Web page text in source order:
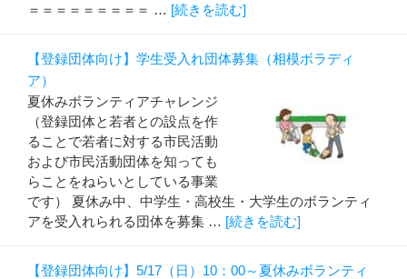
＝＝＝＝＝＝＝＝＝ … [続きを読む]
【登録団体向け】学生受入れ団体募集（相模ボラディ
ア）
夏休みボランティアチャレンジ
（登録団体と若者との設点を作
ることで若者に対する市民活動
および市民活動団体を知っても
らことをねらいとしている事業
です） 夏休み中、中学生・高校生・大学生のボランティ
アを受入れられる団体を募集 … [続きを読む]
【登録団体向け】5/17（日）10：00～夏休みボランティ